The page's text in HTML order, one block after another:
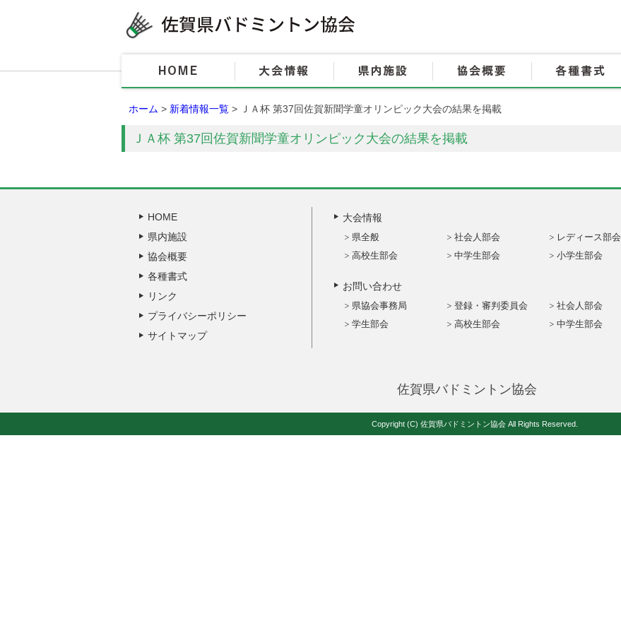
HOME 大会情報 県内施設
ホーム > 新着情報一覧 > ＪＡ杯 第37回佐賀新聞学童オリンピック大会の結果を掲載
ＪＡ杯 第37回佐賀新聞学童オリンピック大会の結果を掲載
HOME
県内施設
協会概要
各種書式
リンク
プライバシーポリシー
サイトマップ
大会情報
県全般 社会人部会 レディース部会
高校生部会
中学生部会 小学生部会
お問い合わせ
県協会事務局 登録・審判委員会 社会人部会
学生部会
高校生部会 中学生部会
佐賀県バドミントン協会
Copyright (C) 佐賀県バドミントン協会 All Rights Reserved.